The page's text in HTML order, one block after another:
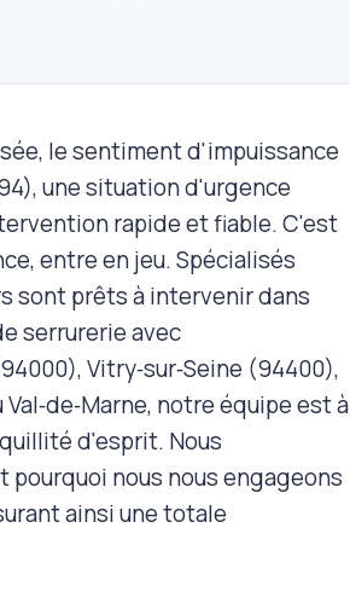
le sentiment d'impuissance
une situation d'urgence
rapide et fiable. C'est
entre en jeu. Spécialisés
sont prêts à intervenir dans
serrurerie avec
Vitry‑sur‑Seine (94400),
notre équipe est à
d'esprit. Nous
nous nous engageons
ainsi une totale